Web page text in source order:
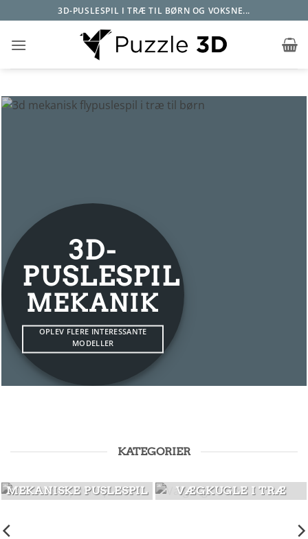
til
indhold
3D-PUSLESPIL I TRÆ TIL BØRN OG VOKSNE...
3D-
PUSLESPIL
MEKANIK
OPLEV FLERE INTERESSANTE
MODELLER
KATEGORIER
MEKANISKE PUSLESPIL VÆGKUGLE I TRÆ